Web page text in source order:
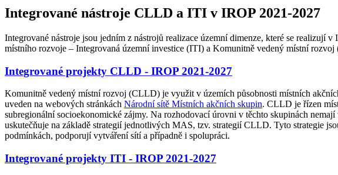
Integrované nástroje CLLD a ITI v IROP 2021-2027
Integrované nástroje jsou jedním z nástrojů realizace územní dimenze, které se
místního rozvoje – Integrovaná územní investice (ITI) a Komunitně vedený místní
Integrované projekty CLLD - IROP 2021-2027
Komunitně vedený místní rozvoj (CLLD) je využit v územích působnosti místních
uveden na webových stránkách Národní sítě Místních akčních skupin. CLLD je řízen
subregionální socioekonomické zájmy. Na rozhodovací úrovni v těchto skupinách
uskutečňuje na základě strategií jednotlivých MAS, tzv. strategií CLLD. Tyto strategie
podmínkách, podporují vytváření sítí a případně i spolupráci.
Integrované projekty ITI - IROP 2021-2027